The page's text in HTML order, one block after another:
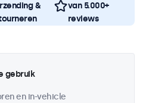
&
van 5.000+
reviews
gebruik
en in-vehicle